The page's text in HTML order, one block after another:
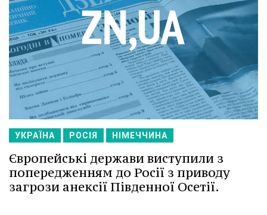
УКРАЇНА РОСІЯ НІМЕЧЧИНА
Європейські держави виступили з
попередженням до Росії з приводу
загрози анексії Південної Осетії.